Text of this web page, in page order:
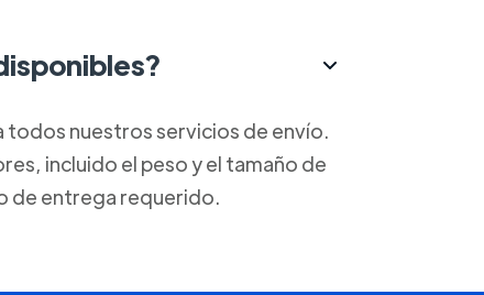
nuestros servicios de envío.
incluido el peso y el tamaño de
de entrega requerido.